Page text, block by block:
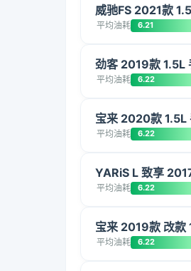
威驰FS 2021款
平均油耗 6.21
劲客 2019款 1.5L
平均油耗 6.22
宝来 2020款 1.5L
平均油耗 6.22
YARiS L 致享
平均油耗 6.22
宝来 2019款 改款
平均油耗 6.22